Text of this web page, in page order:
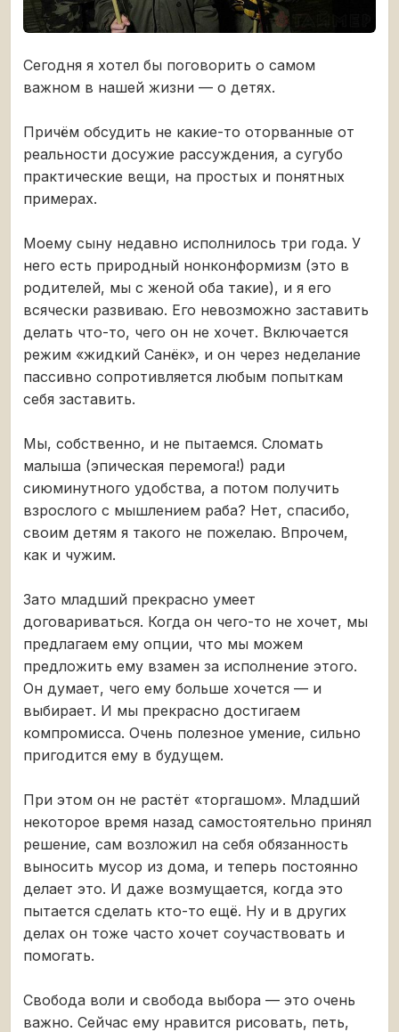
Сегодня я хотел бы поговорить о самом
важном в нашей жизни — о детях.
Причём обсудить не какие-то оторванные от
реальности досужие рассуждения, а сугубо
практические вещи, на простых и понятных
примерах.
Моему сыну недавно исполнилось три года. У
него есть природный нонконформизм (это в
родителей, мы с женой оба такие), и я его
всячески развиваю. Его невозможно заставить
делать что-то, чего он не хочет. Включается
режим «жидкий Санёк», и он через неделание
пассивно сопротивляется любым попыткам
себя заставить.
Мы, собственно, и не пытаемся. Сломать
малыша (эпическая перемога!) ради
сиюминутного удобства, а потом получить
взрослого с мышлением раба? Нет, спасибо,
своим детям я такого не пожелаю. Впрочем,
как и чужим.
Зато младший прекрасно умеет
договариваться. Когда он чего-то не хочет, мы
предлагаем ему опции, что мы можем
предложить ему взамен за исполнение этого.
Он думает, чего ему больше хочется — и
выбирает. И мы прекрасно достигаем
компромисса. Очень полезное умение, сильно
пригодится ему в будущем.
При этом он не растёт «торгашом». Младший
некоторое время назад самостоятельно принял
решение, сам возложил на себя обязанность
выносить мусор из дома, и теперь постоянно
делает это. И даже возмущается, когда это
пытается сделать кто-то ещё. Ну и в других
делах он тоже часто хочет соучаствовать и
помогать.
Свобода воли и свобода выбора — это очень
важно. Сейчас ему нравится рисовать, петь,